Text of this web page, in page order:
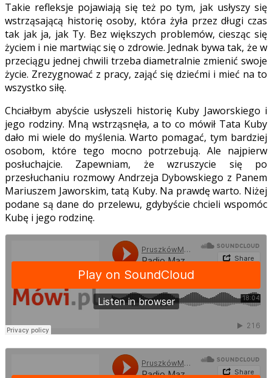
Takie refleksje pojawiają się też po tym, jak usłyszy się
wstrząsającą historię osoby, która żyła przez długi czas
tak jak ja, jak Ty. Bez większych problemów, ciesząc się
życiem i nie martwiąc się o zdrowie. Jednak bywa tak, że w
przeciągu jednej chwili trzeba diametralnie zmienić swoje
życie. Zrezygnować z pracy, zająć się dziećmi i mieć na to
wszystko siłę.
Chciałbym abyście usłyszeli historię Kuby Jaworskiego i
jego rodziny. Mną wstrząsnęła, a to co mówił Tata Kuby
dało mi wiele do myślenia. Warto pomagać, tym bardziej
osobom, które tego mocno potrzebują. Ale najpierw
posłuchajcie. Zapewniam, że wzruszycie się po
przesłuchaniu rozmowy Andrzeja Dybowskiego z Panem
Mariuszem Jaworskim, tatą Kuby. Na prawdę warto. Niżej
podane są dane do przelewu, gdybyście chcieli wspomóc
Kubę i jego rodzinę.